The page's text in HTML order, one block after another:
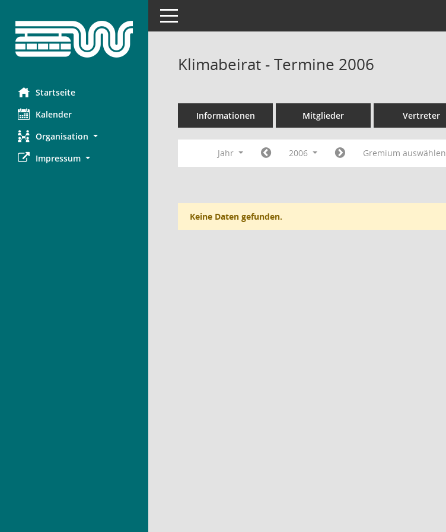
Startseite
Kalender
Organisation
Impressum
Toggle navigation
Klimabeirat - Termine 2006
Informationen Mitglieder Vertreter
Jahr 2006 Gremium auswählen
Keine Daten gefunden.